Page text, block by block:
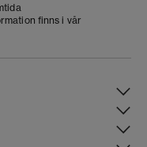
finns i vår